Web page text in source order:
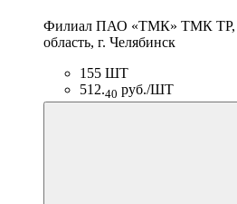
Филиал ПАО «ТМК» ТМК ТР,
область, г. Челябинск
155 ШТ
512.40 руб./ШТ